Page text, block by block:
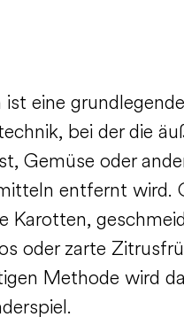
ist eine grundlegende
bei der die
Gemüse oder
entfernt wird.
Karotten,
oder zarte
Methode wird